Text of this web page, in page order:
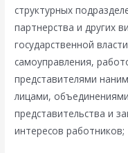
структурных
партнерства и других
государственной
самоуправления,
представителями
лицами,
представительства и
интересов работников;